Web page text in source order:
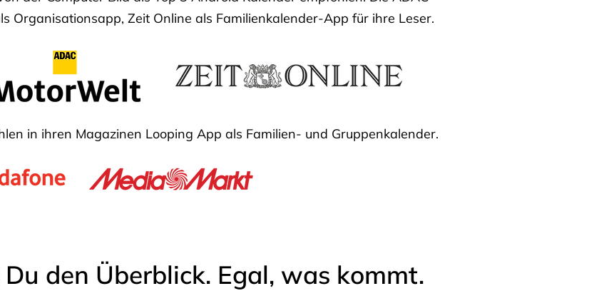
Organisationsapp, Zeit Online als Familienkalender-App für ihre Leser.
in ihren Magazinen Looping App als Familien- und Gruppenkalender.
den Überblick. Egal, was kommt.